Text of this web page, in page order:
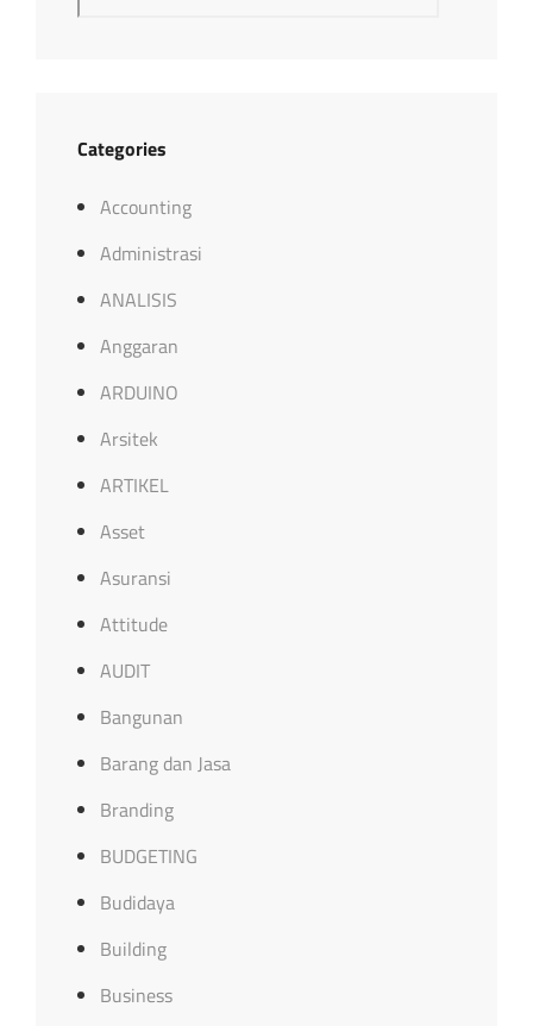
Categories
Accounting
Administrasi
ANALISIS
Anggaran
ARDUINO
Arsitek
ARTIKEL
Asset
Asuransi
Attitude
AUDIT
Bangunan
Barang dan Jasa
Branding
BUDGETING
Budidaya
Building
Business